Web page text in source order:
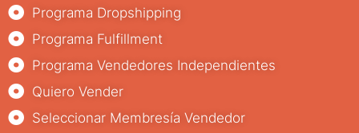
Programa Dropshipping
Programa Fulfillment
Programa Vendedores Independientes
Quiero Vender
Seleccionar Membresía Vendedor